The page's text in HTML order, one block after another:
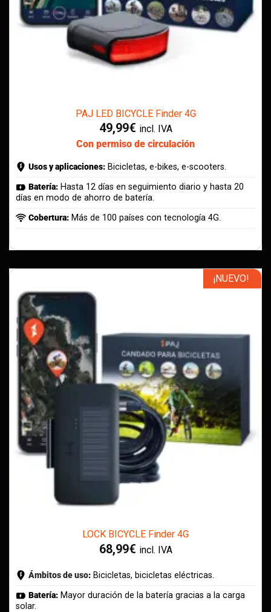
PAJ LED BICYCLE Finder 4G
49,99€ incl. IVA
Con permiso de circulación
Usos y aplicaciones: Bicicletas, e-bikes, e-scooters.
Batería: Hasta 12 días en seguimiento diario y hasta 20
días en modo de ahorro de batería.
Cobertura: Más de 100 países con tecnología 4G.
¡NUEVO!
LOCK BICYCLE Finder 4G
68,99€ incl. IVA
Ámbitos de uso: Bicicletas, bicicletas eléctricas.
Batería: Mayor duración de la batería gracias a la carga
solar.